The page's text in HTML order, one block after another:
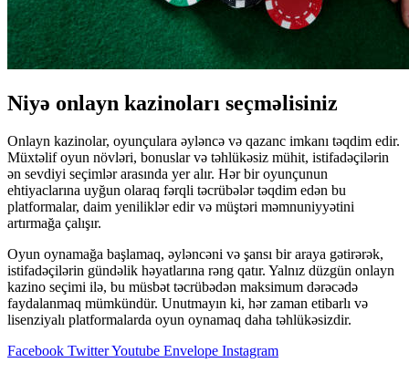
Niyə onlayn kazinoları seçməlisiniz
Onlayn kazinolar, oyunçulara əyləncə və qazanc imkanı təqdim edir.
Müxtəlif oyun növləri, bonuslar və təhlükəsiz mühit, istifadəçilərin
ən sevdiyi seçimlər arasında yer alır. Hər bir oyunçunun
ehtiyaclarına uyğun olaraq fərqli təcrübələr təqdim edən bu
platformalar, daim yeniliklər edir və müştəri məmnuniyyətini
artırmağa çalışır.
Oyun oynamağa başlamaq, əyləncəni və şansı bir araya gətirərək,
istifadəçilərin gündəlik həyatlarına rəng qatır. Yalnız düzgün onlayn
kazino seçimi ilə, bu müsbət təcrübədən maksimum dərəcədə
faydalanmaq mümkündür. Unutmayın ki, hər zaman etibarlı və
lisenziyalı platformalarda oyun oynamaq daha təhlükəsizdir.
Facebook TwitterYoutube Envelope Instagram